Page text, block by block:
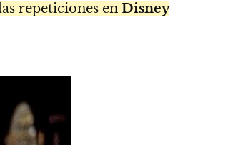
repeticiones en Disney